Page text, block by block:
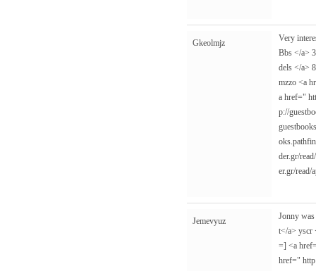
Gkeolmjz
Very
Bbs </a>
dels </a>
mzzo <a
a href="
p://
der.gr/
er.gr/read/
Jemevyuz
Jonny
t</a>
=] <a
href="